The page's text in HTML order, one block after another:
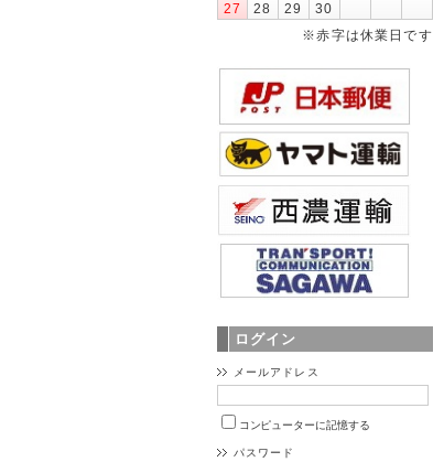
27
28 29
30
※赤字は休業日です
ログイン
メールアドレス
コンピューターに記憶する
パスワード